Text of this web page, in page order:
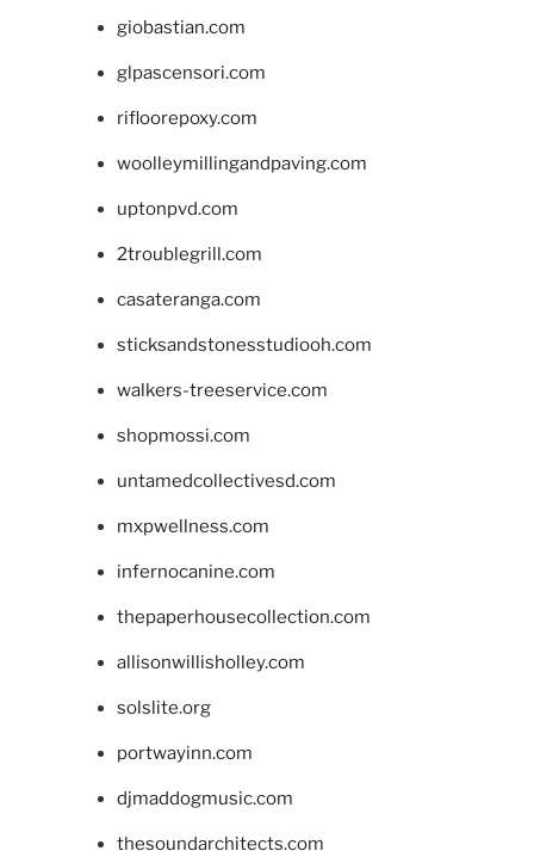
giobastian.com
glpascensori.com
rifloorepoxy.com
woolleymillingandpaving.com
uptonpvd.com
2troublegrill.com
casateranga.com
sticksandstonesstudiooh.com
walkers-treeservice.com
shopmossi.com
untamedcollectivesd.com
mxpwellness.com
infernocanine.com
thepaperhousecollection.com
allisonwillisholley.com
solslite.org
portwayinn.com
djmaddogmusic.com
thesoundarchitects.com